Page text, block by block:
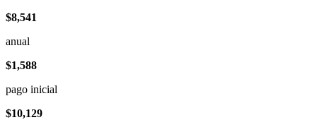
$8,541
anual
$1,588
pago inicial
$10,129